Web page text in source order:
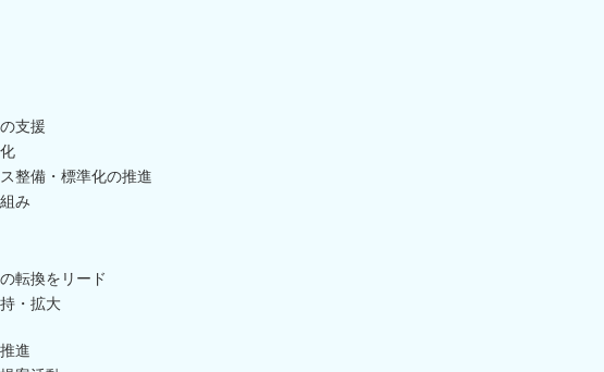
支援
整備・標準化の推進
み
転換をリード
・拡大
進